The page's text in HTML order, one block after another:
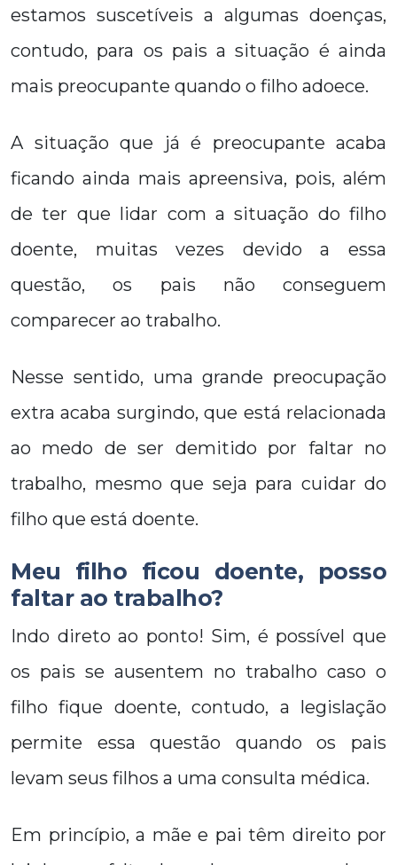
estamos suscetíveis a algumas doenças,
contudo, para os pais a situação é ainda
mais preocupante quando o filho adoece.
A situação que já é preocupante acaba
ficando ainda mais apreensiva, pois, além
de ter que lidar com a situação do filho
doente, muitas vezes devido a essa
questão, os pais não conseguem
comparecer ao trabalho.
Nesse sentido, uma grande preocupação
extra acaba surgindo, que está relacionada
ao medo de ser demitido por faltar no
trabalho, mesmo que seja para cuidar do
filho que está doente.
Meu filho ficou doente, posso
faltar ao trabalho?
Indo direto ao ponto! Sim, é possível que
os pais se ausentem no trabalho caso o
filho fique doente, contudo, a legislação
permite essa questão quando os pais
levam seus filhos a uma consulta médica.
Em princípio, a mãe e pai têm direito por